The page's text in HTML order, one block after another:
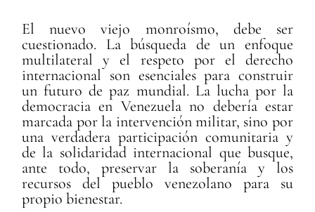
El nuevo viejo monroísmo, debe ser
cuestionado. La búsqueda de un enfoque
multilateral y el respeto por el derecho
internacional son esenciales para construir
un futuro de paz mundial. La lucha por la
democracia en Venezuela no debería estar
marcada por la intervención militar, sino por
una verdadera participación comunitaria y
de la solidaridad internacional que busque,
ante todo, preservar la soberanía y los
recursos del pueblo venezolano para su
propio bienestar.